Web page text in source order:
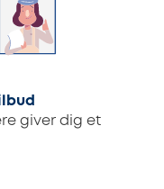
giver dig et